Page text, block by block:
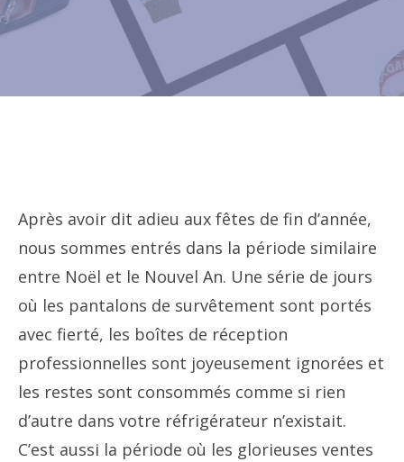
Après avoir dit adieu aux fêtes de fin d’année,
nous sommes entrés dans la période similaire
entre Noël et le Nouvel An. Une série de jours
où les pantalons de survêtement sont portés
avec fierté, les boîtes de réception
professionnelles sont joyeusement ignorées et
les restes sont consommés comme si rien
d’autre dans votre réfrigérateur n’existait.
C’est aussi la période où les glorieuses ventes